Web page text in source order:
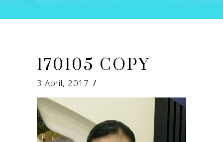
170105 COPY
3 April, 2017